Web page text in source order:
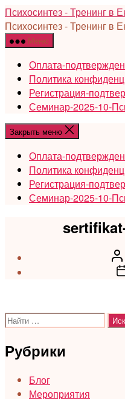
Перейти
к
содержимому
Психосинтез - Тренинг в
Психосинтез - Тренинг в
Меню
Оплата-
Политика
Регистрация-
Семинар-2025-10-
Закрыть меню
Оплата-
Политика
Регистрация-
Семинар-2025-10-
Поиск:
Рубрики
Блог
Мероприятия